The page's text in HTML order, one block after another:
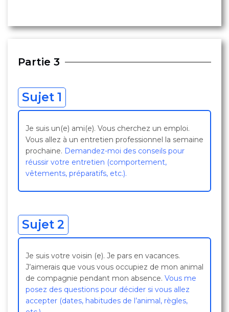
Partie 3
Sujet 1
Je suis un(e) ami(e). Vous cherchez un emploi.
Vous allez à un entretien professionnel la semaine
prochaine. Demandez-moi des conseils pour
réussir votre entretien (comportement,
vêtements, préparatifs, etc.).
Sujet 2
Je suis votre voisin (e). Je pars en vacances.
J’aimerais que vous vous occupiez de mon animal
de compagnie pendant mon absence. Vous me
posez des questions pour décider si vous allez
accepter (dates, habitudes de l’animal, règles,